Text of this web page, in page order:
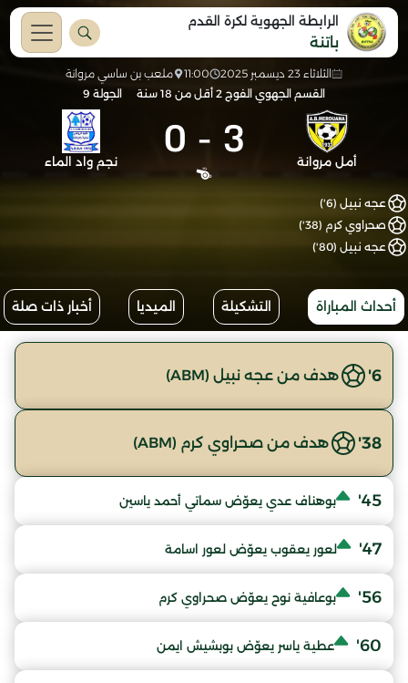
الرابطة الجهوية لكرة القدم
باتنة
الثلاثاء 23 ديسمبر 2025 11:00
ملعب بن ساسي مروانة
القسم الجهوي الفوج 2 أقل من 18 سنة
الجولة 9
أمل مروانة 3
-
0 نجم واد الماء
عجه نبيل (6')
صحراوي كرم (38')
عجه نبيل (80')
أحداث المباراة التشكيلة الميديا أخبار ذات صلة
6' هدف من عجه نبيل (ABM)
38' هدف من صحراوي كرم (ABM)
45' بوهناف عدي يعوّض سماتي أحمد ياسين
47' لعور يعقوب يعوّض لعور اسامة
56' بوعافية نوح يعوّض صحراوي كرم
60' عطية ياسر يعوّض بوبشيش ايمن